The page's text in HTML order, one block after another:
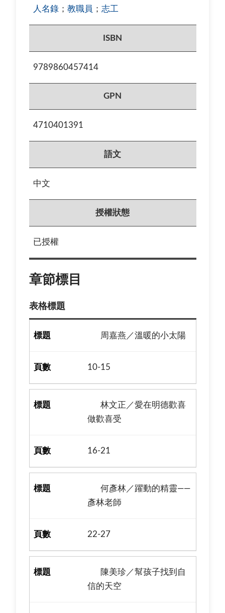
人名錄 ； 教職員 ； 志工
ISBN
9789860457414
GPN
4710401391
語文
中文
授權狀態
已授權
章節標目
表格標題
周嘉燕／溫暖的小太陽
10-15
林文正／愛在明德歡喜
做歡喜受
16-21
何彥林／躍動的精靈——
彥林老師
22-27
陳美珍／幫孩子找到自
信的天空